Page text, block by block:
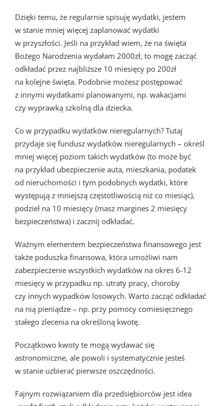
Dzięki temu, że regularnie spisuję wydatki, jestem
w stanie mniej więcej zaplanować wydatki
w przyszłości. Jeśli na przykład wiem, że na święta
Bożego Narodzenia wydałam 2000zł, to mogę zacząć
odkładać przez najbliższe 10 miesięcy po 200zł
na kolejne święta. Podobnie możesz postępować
z innymi wydatkami planowanymi, np. wakacjami
czy wyprawką szkolną dla dziecka.
Co w przypadku wydatków nieregularnych? Tutaj
przydaje się fundusz wydatków nieregularnych – określ
mniej więcej poziom takich wydatków (to może być
na przykład ubezpieczenie auta, mieszkania, podatek
od nieruchomości i tym podobnych wydatki, które
występują z mniejszą częstotliwością niż co miesiąc),
podziel na 10 miesięcy (masz margines 2 miesięcy
bezpieczeństwa) i zacznij odkładać.
Ważnym elementem bezpieczeństwa finansowego jest
także poduszka finansowa, która umożliwi nam
zabezpieczenie wszystkich wydatków na okres 6-12
miesięcy w przypadku np. utraty pracy, choroby
czy innych wypadków losowych. Warto zacząć odkładać
na nią pieniądze – np. przy pomocy comiesięcznego
stałego zlecenia na określoną kwotę.
Początkowo kwoty te mogą wydawać się
astronomiczne, ale powoli i systematycznie jesteś
w stanie uzbierać pierwsze oszczędności.
Fajnym rozwiązaniem dla przedsiębiorców jest idea